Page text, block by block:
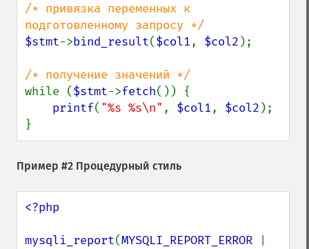
/* привязка переменных к
$stmt->bind_result($col1, $col2 );
while ($stmt->fetch()) {
printf( "%s %s\n" , $col1, $col2 );
}
Пример #2 Процедурный стиль
<?php
mysqli_report(MYSQLI_REPORT_ERROR